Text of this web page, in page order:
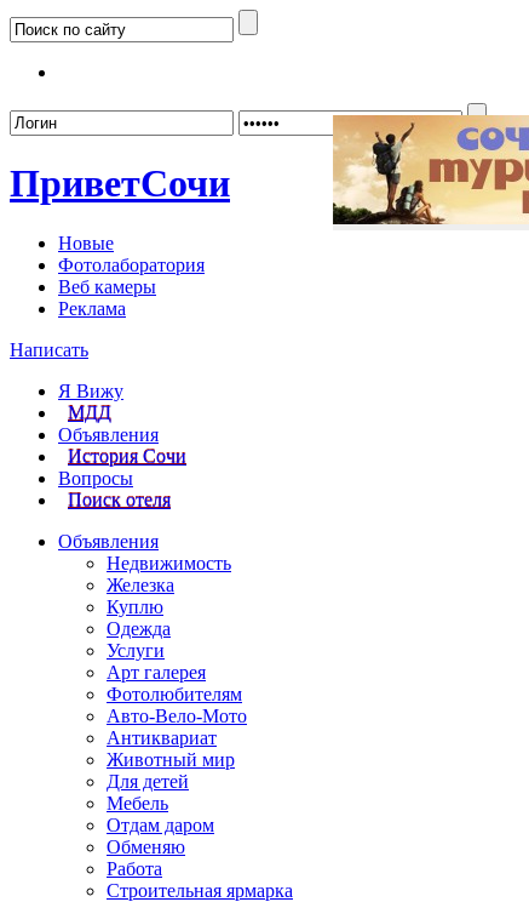
ПриветСочи
Новые
Фотолаборатория
Веб камеры
Реклама
Написать
Я Вижу
МДД
Объявления
История Сочи
Вопросы
Поиск отеля
Объявления
Недвижимость
Железка
Куплю
Одежда
Услуги
Арт галерея
Фотолюбителям
Авто-Вело-Мото
Антиквариат
Животный мир
Для детей
Мебель
Отдам даром
Обменяю
Работа
Строительная ярмарка